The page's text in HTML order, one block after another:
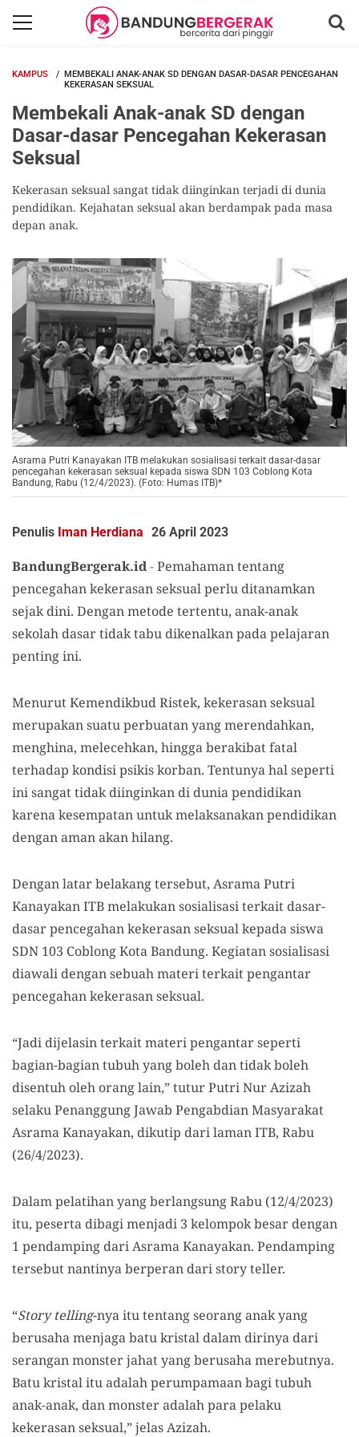
KAMPUS
MEMBEKALI ANAK-ANAK SD DENGAN DASAR-DASAR PENCEGAHAN
KEKERASAN SEKSUAL
Membekali Anak-anak SD dengan
Dasar-dasar Pencegahan Kekerasan
Seksual
Kekerasan seksual sangat tidak diinginkan terjadi di dunia
pendidikan. Kejahatan seksual akan berdampak pada masa
depan anak.
Asrama Putri Kanayakan ITB melakukan sosialisasi terkait dasar-dasar
pencegahan kekerasan seksual kepada siswa SDN 103 Coblong Kota
Bandung, Rabu (12/4/2023). (Foto: Humas ITB)*
Penulis Iman Herdiana 26 April 2023
BandungBergerak.id-Pemahaman tentang
pencegahan kekerasan seksual perlu ditanamkan
sejak dini. Dengan metode tertentu, anak-anak
sekolah dasar tidak tabu dikenalkan pada pelajaran
penting ini.
Menurut Kemendikbud Ristek, kekerasan seksual
merupakan suatu perbuatan yang merendahkan,
menghina, melecehkan, hingga berakibat fatal
terhadap kondisi psikis korban. Tentunya hal seperti
ini sangat tidak diinginkan di dunia pendidikan
karena kesempatan untuk melaksanakan pendidikan
dengan aman akan hilang.
Dengan latar belakang tersebut, Asrama Putri
Kanayakan ITB melakukan sosialisasi terkait dasar-
dasar pencegahan kekerasan seksual kepada siswa
SDN 103 Coblong Kota Bandung. Kegiatan sosialisasi
diawali dengan sebuah materi terkait pengantar
pencegahan kekerasan seksual.
“Jadi dijelasin terkait materi pengantar seperti
bagian-bagian tubuh yang boleh dan tidak boleh
disentuh oleh orang lain,” tutur Putri Nur Azizah
selaku Penanggung Jawab Pengabdian Masyarakat
Asrama Kanayakan, dikutip dari laman ITB, Rabu
(26/4/2023).
Dalam pelatihan yang berlangsung Rabu (12/4/2023)
itu, peserta dibagi menjadi 3 kelompok besar dengan
1 pendamping dari Asrama Kanayakan. Pendamping
tersebut nantinya berperan dari story teller.
“Story telling-nya itu tentang seorang anak yang
berusaha menjaga batu kristal dalam dirinya dari
serangan monster jahat yang berusaha merebutnya.
Batu kristal itu adalah perumpamaan bagi tubuh
anak-anak, dan monster adalah para pelaku
kekerasan seksual,” jelas Azizah.